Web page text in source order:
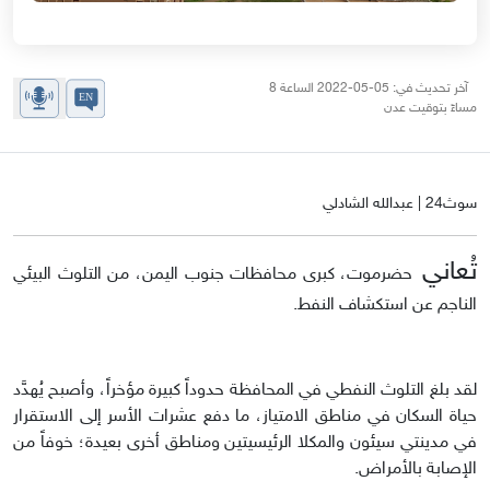
آخر تحديث في: 05-05-2022 الساعة 8
مساءً بتوقيت عدن
سوث24 | عبدالله الشادلي
تُعاني حضرموت، كبرى محافظات جنوب اليمن، من التلوث البيئي
الناجم عن استكشاف النفط.
لقد بلغ التلوث النفطي في المحافظة حدوداً كبيرة مؤخراً، وأصبح يُهدَّد
حياة السكان في مناطق الامتياز، ما دفع عشرات الأسر إلى الاستقرار
في مدينتي سيئون والمكلا الرئيسيتين ومناطق أخرى بعيدة؛ خوفاً من
الإصابة بالأمراض.